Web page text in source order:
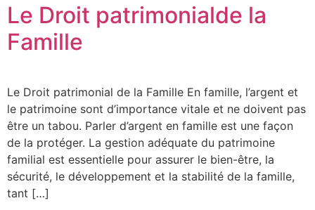
Le Droit patrimonialde la
Famille
Le Droit patrimonial de la Famille En famille, l’argent et
le patrimoine sont d’importance vitale et ne doivent pas
être un tabou. Parler d’argent en famille est une façon
de la protéger. ​La gestion adéquate du patrimoine
familial est essentielle pour assurer le bien-être, la
sécurité, le développement et la stabilité de la famille,
tant […]